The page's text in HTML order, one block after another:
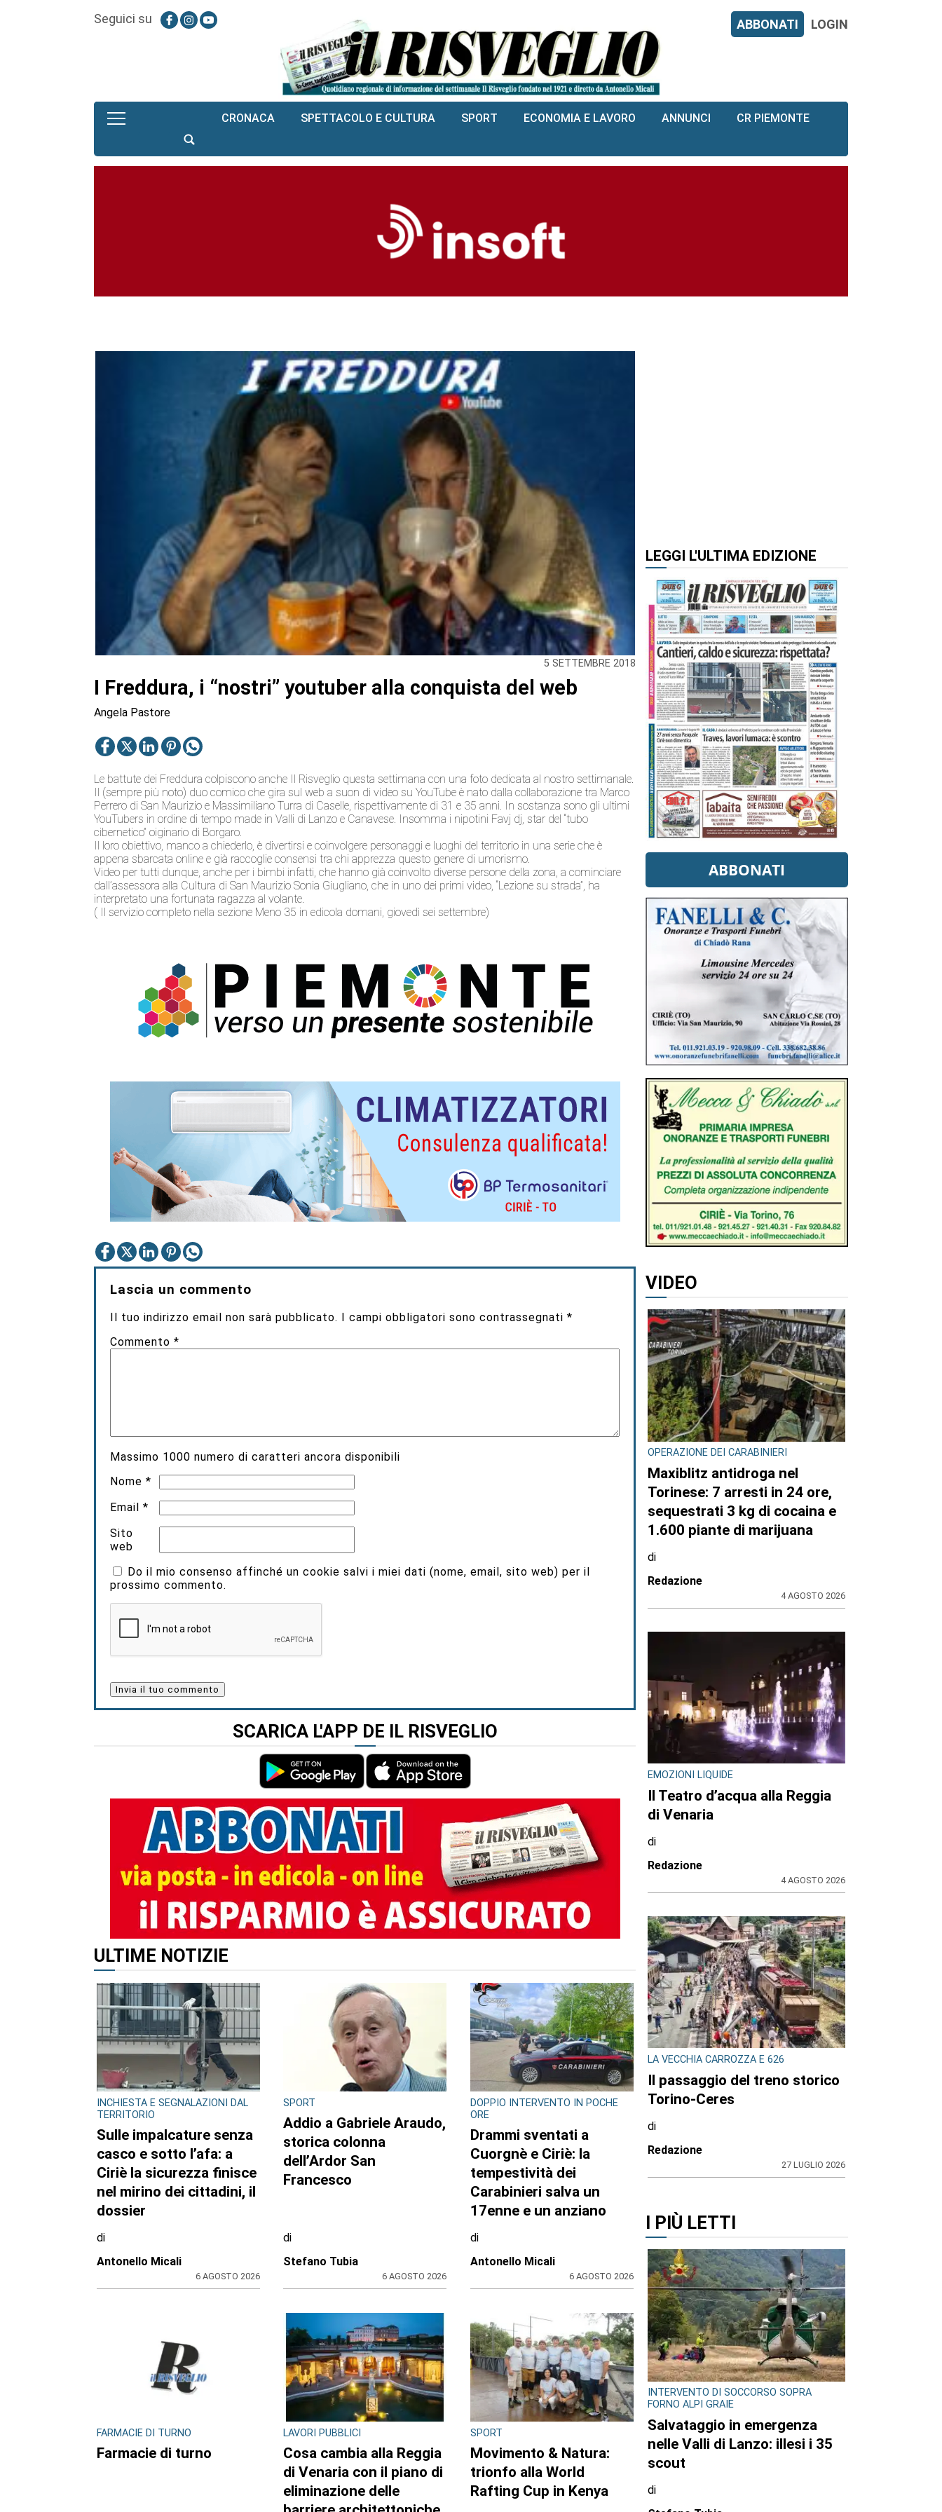
Seguici su ABBONATI LOGIN
CRONACA SPETTACOLO E CULTURA SPORT ECONOMIA E LAVORO ANNUNCI CR PIEMONTE
5 SETTEMBRE 2018
I Freddura, i “nostri” youtuber alla conquista del web
Angela Pastore
Le battute dei Freddura colpiscono anche Il Risveglio questa settimana con una foto dedicata al nostro settimanale.
Il (sempre più noto) duo comico che gira sul web a suon di video su YouTube è nato dalla collaborazione tra Marco
Perrero di San Maurizio e Massimiliano Turra di Caselle, rispettivamente di 31 e 35 anni. In sostanza sono gli ultimi
YouTubers in ordine di tempo made in Valli di Lanzo e Canavese. Insomma i nipotini Favj dj, star del “tubo
cibernetico” oiginario di Borgaro.
Il loro obiettivo, manco a chiederlo, è divertirsi e coinvolgere personaggi e luoghi del territorio in una serie che è
appena sbarcata online e già raccoglie consensi tra chi apprezza questo genere di umorismo.
Video per tutti dunque, anche per i bimbi infatti, che hanno già coinvolto diverse persone della zona, a cominciare
dall’assessora alla Cultura di San Maurizio Sonia Giugliano, che in uno dei primi video, “Lezione su strada”, ha
interpretato una fortunata ragazza al volante.
( Il servizio completo nella sezione Meno 35 in edicola domani, giovedì sei settembre)
Lascia un commento
Il tuo indirizzo email non sarà pubblicato. I campi obbligatori sono contrassegnati*
Commento*
Massimo 1000 numero di caratteri ancora disponibili
Nome*
Email*
Sito
web
Do il mio consenso affinché un cookie salvi i miei dati (nome, email, sito web) per il
prossimo commento.
SCARICA L'APP DE IL RISVEGLIO
ULTIME NOTIZIE
INCHIESTA E SEGNALAZIONI DAL
TERRITORIO
Sulle impalcature senza
casco e sotto l’afa: a
Ciriè la sicurezza finisce
nel mirino dei cittadini, il
dossier
di
Antonello Micali
6 AGOSTO 2026
SPORT
Addio a Gabriele Araudo,
storica colonna
dell’Ardor San
Francesco
di
Stefano Tubia
6 AGOSTO 2026
DOPPIO INTERVENTO IN POCHE
ORE
Drammi sventati a
Cuorgnè e Ciriè: la
tempestività dei
Carabinieri salva un
17enne e un anziano
di
Antonello Micali
6 AGOSTO 2026
FARMACIE DI TURNO
Farmacie di turno
LAVORI PUBBLICI
Cosa cambia alla Reggia
di Venaria con il piano di
eliminazione delle
SPORT
Movimento & Natura:
trionfo alla World
Rafting Cup in Kenya
LEGGI L'ULTIMA EDIZIONE
ABBONATI
VIDEO
OPERAZIONE DEI CARABINIERI
Maxiblitz antidroga nel
Torinese: 7 arresti in 24 ore,
sequestrati 3 kg di cocaina e
1.600 piante di marijuana
di
Redazione
4 AGOSTO 2026
EMOZIONI LIQUIDE
Il Teatro d’acqua alla Reggia
di Venaria
di
Redazione
4 AGOSTO 2026
LA VECCHIA CARROZZA E 626
Il passaggio del treno storico
Torino-Ceres
di
Redazione
27 LUGLIO 2026
I PIÙ LETTI
INTERVENTO DI SOCCORSO SOPRA
FORNO ALPI GRAIE
Salvataggio in emergenza
nelle Valli di Lanzo: illesi i 35
scout
di